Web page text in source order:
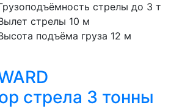
стрелы до 3 т
стрелы 10 м
подъёма груза 12 м
стрела 3 тонны